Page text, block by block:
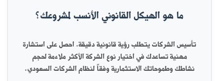
ما هو الهيكل القانوني الأنسب لمشروعك؟
تأسيس الشركات يتطلب رؤية قانونية دقيقة. احصل على استشارة
مهنية تساعدك في اختيار نوع الشركة الأكثر ملاءمة لحجم
نشاطك وطموحاتك الاستثمارية وفقاً لنظام الشركات السعودي.